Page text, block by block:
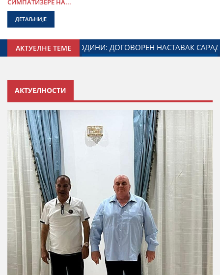
СИМПАТИЗЕРЕ НА...
ДЕТАЉНИЈЕ
АКТУЕЛНЕ ТЕМЕ
ЗА ОДНОСЕ СА ДИЈАСПОРОМ ДАЛИБОР
АКТУЕЛНОСТИ